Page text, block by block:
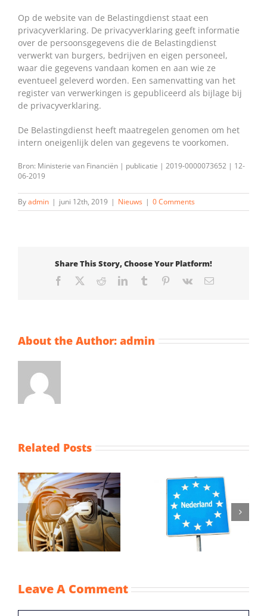
Op de website van de Belastingdienst staat een
privacyverklaring. De privacyverklaring geeft informatie
over de persoonsgegevens die de Belastingdienst
verwerkt van burgers, bedrijven en eigen personeel,
waar die gegevens vandaan komen en aan wie ze
eventueel geleverd worden. Een samenvatting van het
register van verwerkingen is gepubliceerd als bijlage bij
de privacyverklaring.
De Belastingdienst heeft maatregelen genomen om het
intern oneigenlijk delen van gegevens te voorkomen.
Bron: Ministerie van Financiën | publicatie | 2019-0000073652 | 12-
06-2019
Byadmin | juni 12th, 2019 | Nieuws | 0 Comments
Share This Story, Choose Your Platform!
Facebook RedditLinkedInTumblr Pinterest
Vk Email
About the Author: admin
Related Posts
Afspraken
thuiswerken
grensarbeiders
verlengd
Gelijkere
behandeling
vreemd en eigen
Leave A Comment